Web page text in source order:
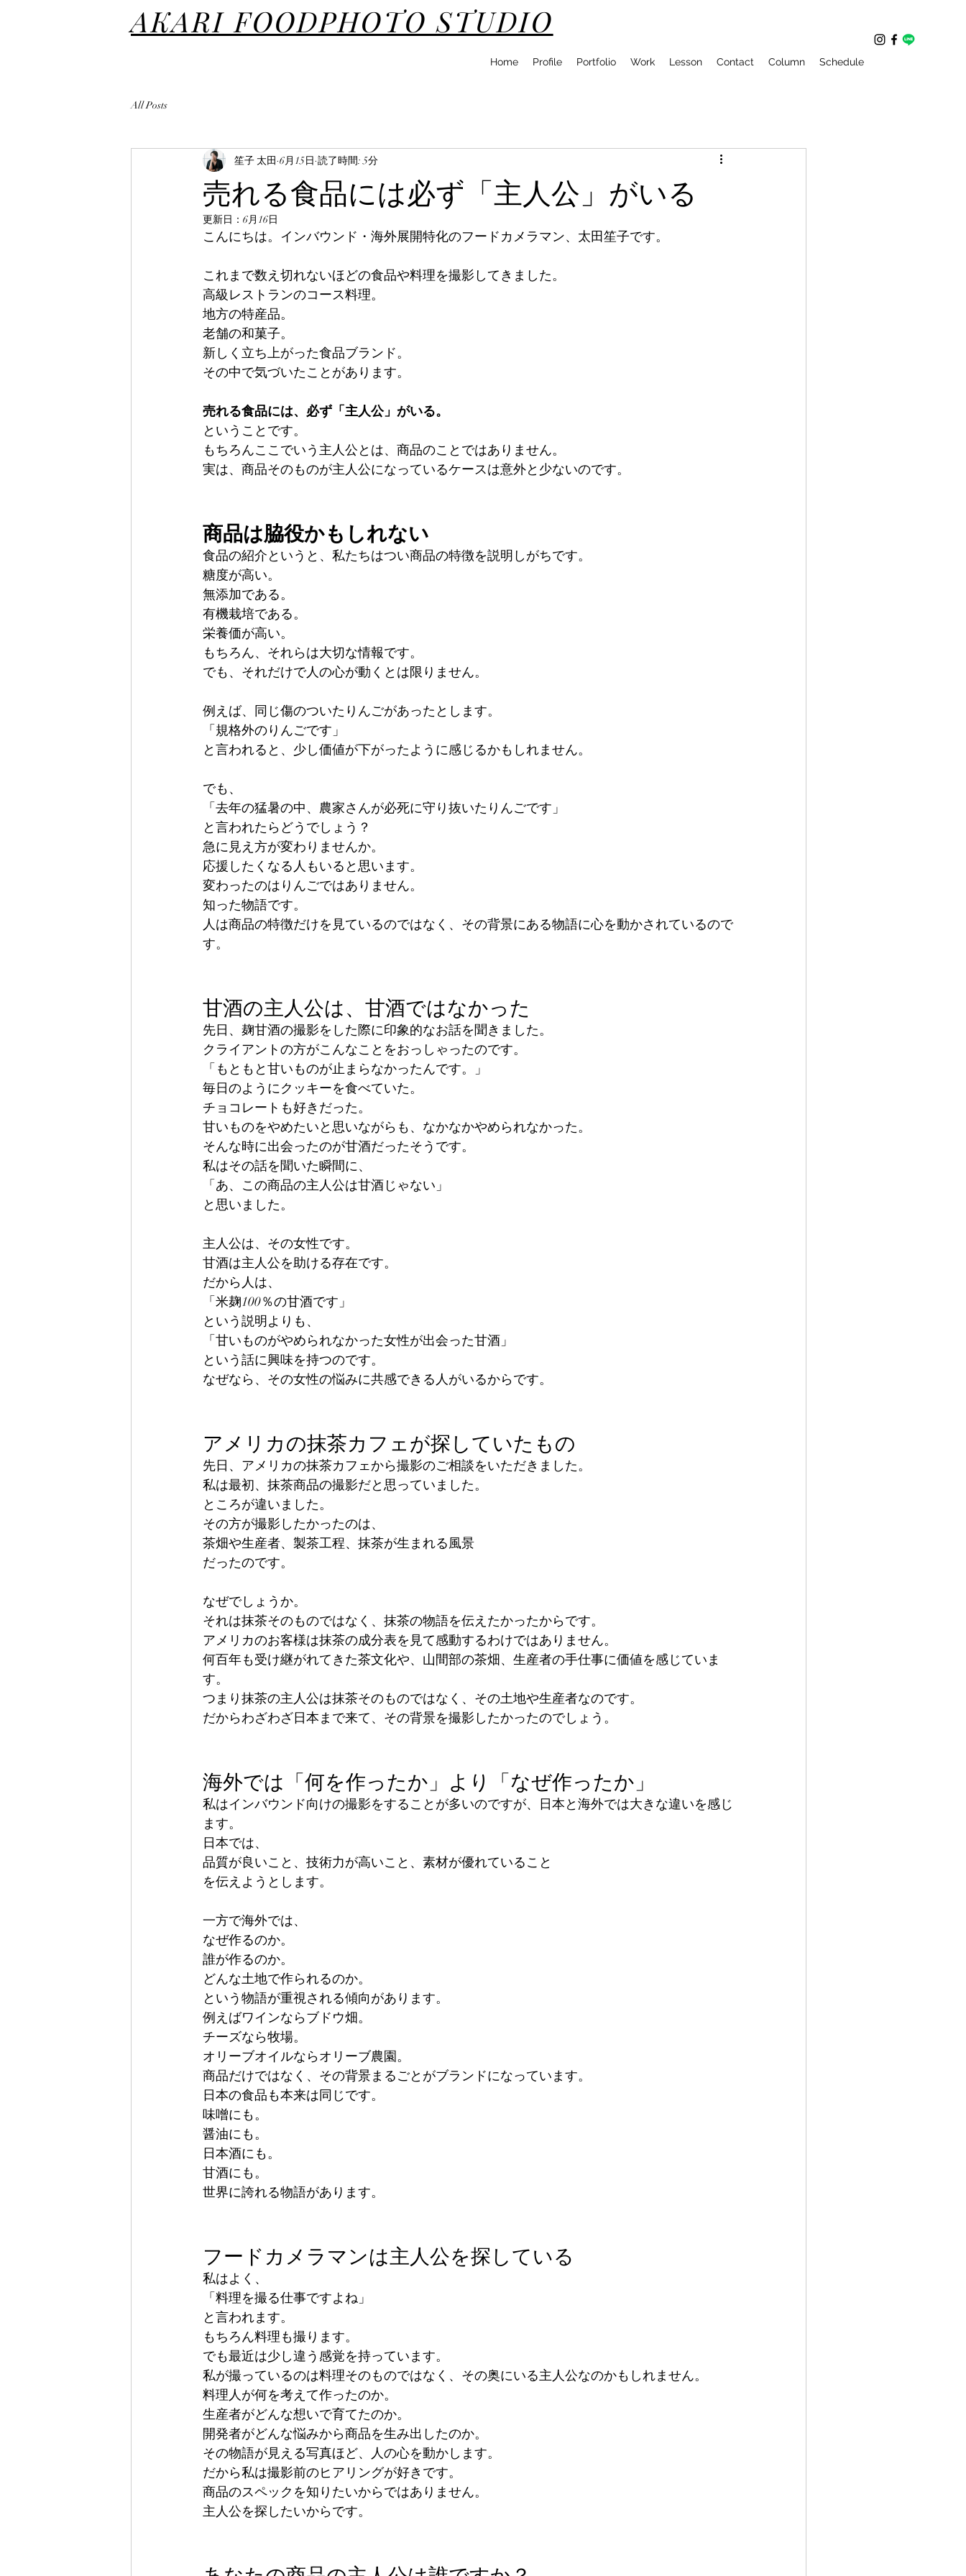
AKARI FOODPHOTO STUDIO
Home Profile Portfolio Work Lesson Contact Column Schedule
All Posts
売れる食品には必ず「主人公」がいる
笙子 太田 6月15日 読了時間: 5分
更新日： 6月16日
こんにちは。インバウンド・海外展開特化のフードカメラマン、太田笙子です。
これまで数え切れないほどの食品や料理を撮影してきました。
高級レストランのコース料理。
地方の特産品。
老舗の和菓子。
新しく立ち上がった食品ブランド。
その中で気づいたことがあります。
売れる食品には、必ず「主人公」がいる。
ということです。
もちろんここでいう主人公とは、商品のことではありません。
実は、商品そのものが主人公になっているケースは意外と少ないのです。
商品は脇役かもしれない
食品の紹介というと、私たちはつい商品の特徴を説明しがちです。
糖度が高い。
無添加である。
有機栽培である。
栄養価が高い。
もちろん、それらは大切な情報です。
でも、それだけで人の心が動くとは限りません。
例えば、同じ傷のついたりんごがあったとします。
「規格外のりんごです」
と言われると、少し価値が下がったように感じるかもしれません。
でも、
「去年の猛暑の中、農家さんが必死に守り抜いたりんごです」
と言われたらどうでしょう？
急に見え方が変わりませんか。
応援したくなる人もいると思います。
変わったのはりんごではありません。
知った物語です。
人は商品の特徴だけを見ているのではなく、その背景にある物語に心を動かされているので
す。
甘酒の主人公は、甘酒ではなかった
先日、麹甘酒の撮影をした際に印象的なお話を聞きました。
クライアントの方がこんなことをおっしゃったのです。
「もともと甘いものが止まらなかったんです。」
毎日のようにクッキーを食べていた。
チョコレートも好きだった。
甘いものをやめたいと思いながらも、なかなかやめられなかった。
そんな時に出会ったのが甘酒だったそうです。
私はその話を聞いた瞬間に、
「あ、この商品の主人公は甘酒じゃない」
と思いました。
主人公は、その女性です。
甘酒は主人公を助ける存在です。
だから人は、
「米麹100％の甘酒です」
という説明よりも、
「甘いものがやめられなかった女性が出会った甘酒」
という話に興味を持つのです。
なぜなら、その女性の悩みに共感できる人がいるからです。
アメリカの抹茶カフェが探していたもの
先日、アメリカの抹茶カフェから撮影のご相談をいただきました。
私は最初、抹茶商品の撮影だと思っていました。
ところが違いました。
その方が撮影したかったのは、
茶畑や生産者、製茶工程、抹茶が生まれる風景
だったのです。
なぜでしょうか。
それは抹茶そのものではなく、抹茶の物語を伝えたかったからです。
アメリカのお客様は抹茶の成分表を見て感動するわけではありません。
何百年も受け継がれてきた茶文化や、山間部の茶畑、生産者の手仕事に価値を感じていま
す。
つまり抹茶の主人公は抹茶そのものではなく、その土地や生産者なのです。
だからわざわざ日本まで来て、その背景を撮影したかったのでしょう。
海外では「何を作ったか」より「なぜ作ったか」
私はインバウンド向けの撮影をすることが多いのですが、日本と海外では大きな違いを感じ
ます。
日本では、
品質が良いこと、技術力が高いこと、素材が優れていること
を伝えようとします。
一方で海外では、
なぜ作るのか。
誰が作るのか。
どんな土地で作られるのか。
という物語が重視される傾向があります。
例えばワインならブドウ畑。
チーズなら牧場。
オリーブオイルならオリーブ農園。
商品だけではなく、その背景まるごとがブランドになっています。
日本の食品も本来は同じです。
味噌にも。
醤油にも。
日本酒にも。
甘酒にも。
世界に誇れる物語があります。
フードカメラマンは主人公を探している
私はよく、
「料理を撮る仕事ですよね」
と言われます。
もちろん料理も撮ります。
でも最近は少し違う感覚を持っています。
私が撮っているのは料理そのものではなく、その奥にいる主人公なのかもしれません。
料理人が何を考えて作ったのか。
生産者がどんな想いで育てたのか。
開発者がどんな悩みから商品を生み出したのか。
その物語が見える写真ほど、人の心を動かします。
だから私は撮影前のヒアリングが好きです。
商品のスペックを知りたいからではありません。
主人公を探したいからです。